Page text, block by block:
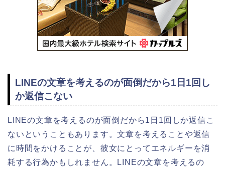
LINEの文章を考えるのが面倒だから1日1回し
か返信こない
LINEの文章を考えるのが面倒だから1日1回しか返信こ
ないということもあります。文章を考えることや返信
に時間をかけることが、彼女にとってエネルギーを消
耗する行為かもしれません。LINEの文章を考えるの